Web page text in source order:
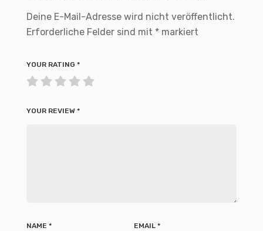
Deine E-Mail-Adresse wird nicht veröffentlicht.
Erforderliche Felder sind mit * markiert
YOUR RATING *
YOUR REVIEW *
NAME * EMAIL *